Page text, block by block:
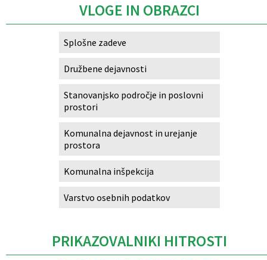
VLOGE IN OBRAZCI
Splošne zadeve
Družbene dejavnosti
Stanovanjsko področje in poslovni
prostori
Komunalna dejavnost in urejanje
prostora
Komunalna inšpekcija
Varstvo osebnih podatkov
PRIKAZOVALNIKI HITROSTI